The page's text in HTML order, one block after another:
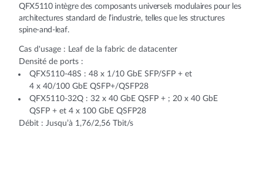
QFX5110 intègre des composants universels modulaires pour les
architectures standard de l’industrie, telles que les structures
spine-and-leaf.
Cas d'usage : Leaf de la fabric de datacenter
Densité de ports :
QFX5110-48S : 48 x 1/10 GbE SFP/SFP + et
4 x 40/100 GbE QSFP+/QSFP28
QFX5110-32Q : 32 x 40 GbE QSFP + ; 20 x 40 GbE
QSFP + et 4 x 100 GbE QSFP28
Débit : Jusqu’à 1,76/2,56 Tbit/s